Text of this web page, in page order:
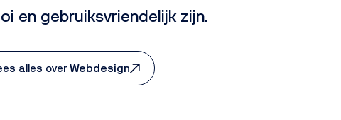
en gebruiksvriendelijk zijn.
alles overWebdesign